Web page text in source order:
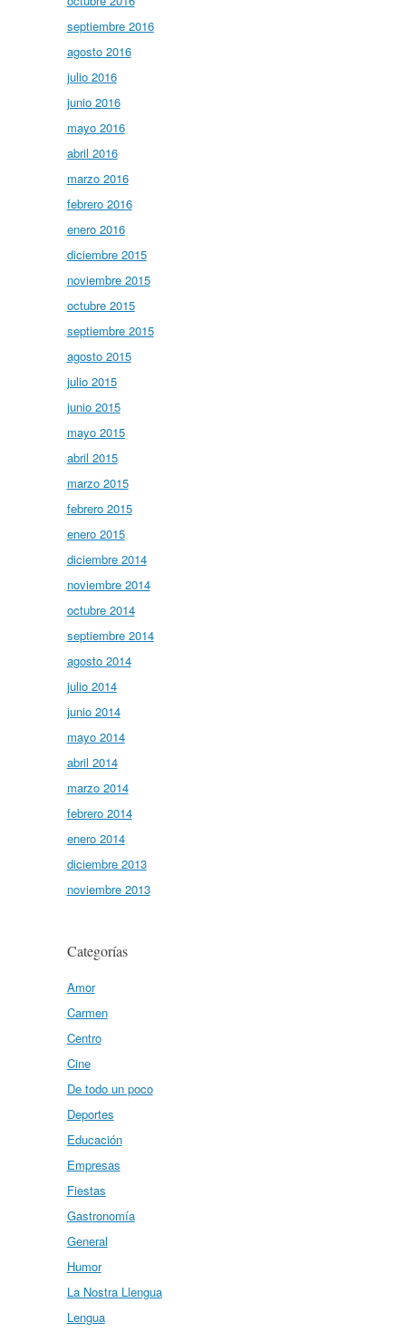
septiembre 2016
agosto 2016
julio 2016
junio 2016
mayo 2016
abril 2016
marzo 2016
febrero 2016
enero 2016
diciembre 2015
noviembre 2015
octubre 2015
septiembre 2015
agosto 2015
julio 2015
junio 2015
mayo 2015
abril 2015
marzo 2015
febrero 2015
enero 2015
diciembre 2014
noviembre 2014
octubre 2014
septiembre 2014
agosto 2014
julio 2014
junio 2014
mayo 2014
abril 2014
marzo 2014
febrero 2014
enero 2014
diciembre 2013
noviembre 2013
Categorías
Amor
Carmen
Centro
Cine
De todo un poco
Deportes
Educación
Empresas
Fiestas
Gastronomía
General
Humor
La Nostra Llengua
Lengua